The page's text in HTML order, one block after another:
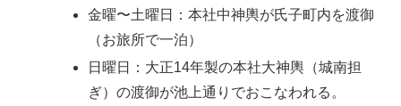
金曜〜土曜日：本社中神輿が氏子町内を渡御
（お旅所で一泊）
日曜日：大正14年製の本社大神輿（城南担
ぎ）の渡御が池上通りでおこなわれる。